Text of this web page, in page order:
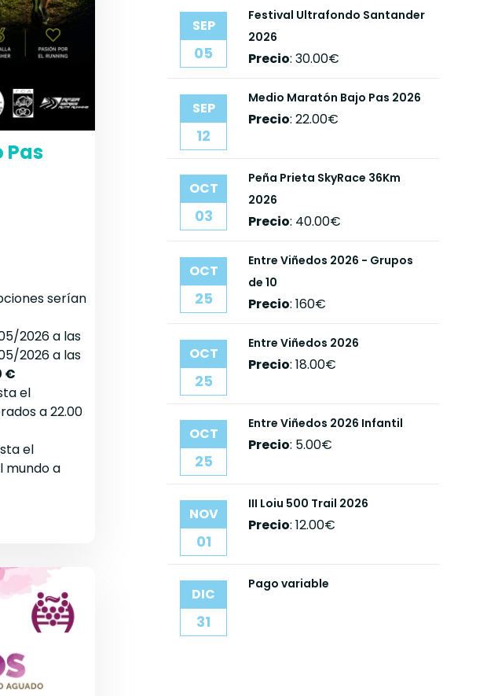
Pas
serían
2026 a las
2026 a las
€
el
a 22.00
el
mundo a
SEP
05
Festival Ultrafondo Santander
2026
Precio: 30.00€
SEP
12
Medio Maratón Bajo Pas 2026
Precio: 22.00€
OCT
03
Peña Prieta SkyRace 36Km
2026
Precio: 40.00€
OCT
25
Entre Viñedos 2026 - Grupos
de 10
Precio: 160€
OCT
25
Entre Viñedos 2026
Precio: 18.00€
OCT
25
Entre Viñedos 2026 Infantil
Precio: 5.00€
NOV
01
III Loiu 500 Trail 2026
Precio: 12.00€
DIC
31
Pago variable